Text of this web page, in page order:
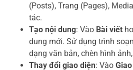
(Posts), Trang (Pages),
tác.
Tạo nội dung: Vào Bài viết
dung mới. Sử dụng trình
dạng văn bản, chèn hình
Thay đổi giao diện: Vào